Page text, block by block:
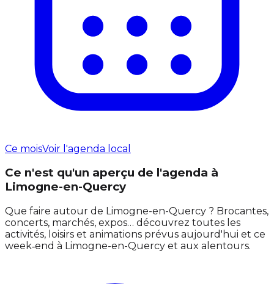
Ce moisVoir l'agenda local
Ce n'est qu'un aperçu de l'agenda à
Limogne-en-Quercy
Que faire autour de Limogne-en-Quercy ? Brocantes,
concerts, marchés, expos… découvrez toutes les
activités, loisirs et animations prévus aujourd'hui et ce
week‑end à Limogne-en-Quercy et aux alentours.